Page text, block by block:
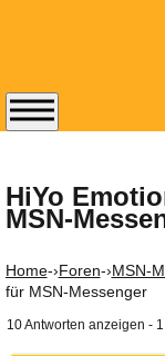
HiYo
MSN-
Home-›Foren-›MSN-
für MSN-Messenger
10 Antworten anzeigen -
Abonnieren
Newsletter
kostenlos.
Der ständig
Tipps zu